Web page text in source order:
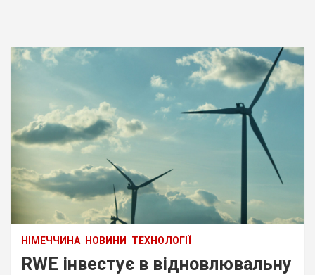
НІМЕЧЧИНА НОВИНИ ТЕХНОЛОГІЇ
RWE інвестує в відновлювальну